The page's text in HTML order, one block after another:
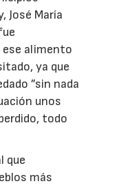
José María
alimento
ya que
”sin nada
unos
todo
que
más